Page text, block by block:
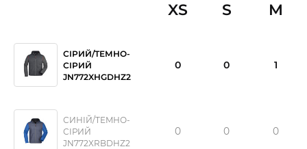
XS S M
СІРИЙ/ТЕМНО-
СІРИЙ
JN772XHGDHZ2
0 0 1
СИНІЙ/ТЕМНО-
СІРИЙ
JN772XRBDHZ2
0 0 0